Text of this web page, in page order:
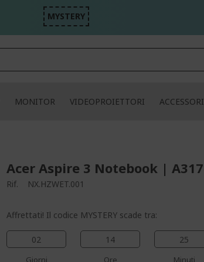
MYSTERY
MONITOR VIDEOPROIETTORI ACCESSORI
Acer Aspire 3 Notebook |
Rif. NX.HZWET.001
Affrettati! Il codice MYSTERY scade tra:
02
Giorni
14
Ore
25
Minuti